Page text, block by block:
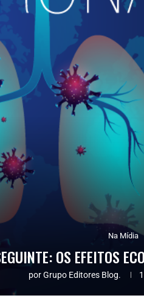
Na Mídia
OS EFEITOS
porGrupo Editores Blog.